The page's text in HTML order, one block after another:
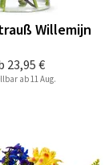
23,95 €
Willemijn
ab 11 Aug.